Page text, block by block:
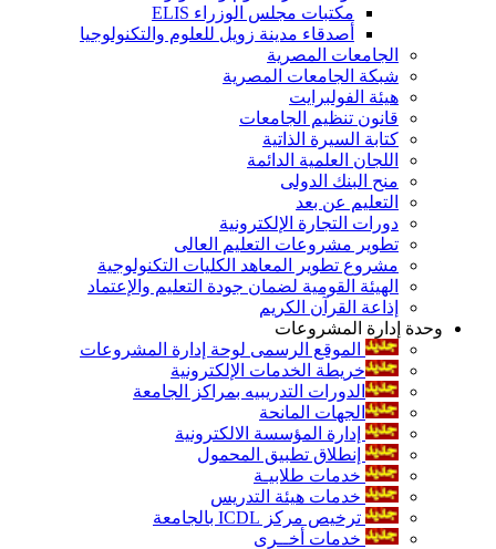
مكتبات مجلس الوزراء ELIS
أصدقاء مدينة زويل للعلوم والتكنولوجيا
الجامعات المصرية
شبكة الجامعات المصرية
هيئة الفولبرايت
قانون تنظيم الجامعات
كتابة السيرة الذاتية
اللجان العلمية الدائمة
منح البنك الدولى
التعليم عن بعد
دورات التجارة الإلكترونية
تطوير مشروعات التعليم العالى
مشروع تطوير المعاهد الكليات التكنولوجية
الهيئة القومية لضمان جودة التعليم والإعتماد
إذاعة القرآن الكريم
وحدة إدارة المشروعات
الموقع الرسمى لوحة إدارة المشروعات
خريطة الخدمات الإلكترونية
الدورات التدريبيه بمراكز الجامعة
الجهات المانحة
إدارة المؤسسة الالكترونية
إنطلاق تطبيق المحمول
خدمات طلابيـة
خدمات هيئة التدريس
ترخيص مركز ICDL بالجامعة
خدمات أخــرى